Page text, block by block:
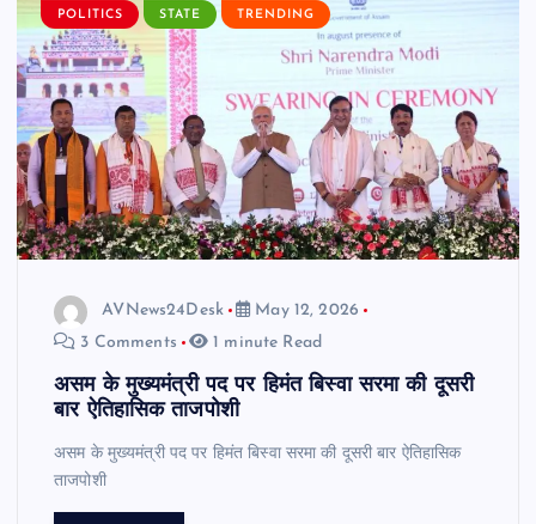
POLITICS STATE TRENDING
AVNews24Desk
May 12, 2026
3 Comments
1 minute Read
असम के मुख्यमंत्री पद पर हिमंत बिस्वा सरमा की दूसरी
बार ऐतिहासिक ताजपोशी
असम के मुख्यमंत्री पद पर हिमंत बिस्वा सरमा की दूसरी बार ऐतिहासिक
ताजपोशी